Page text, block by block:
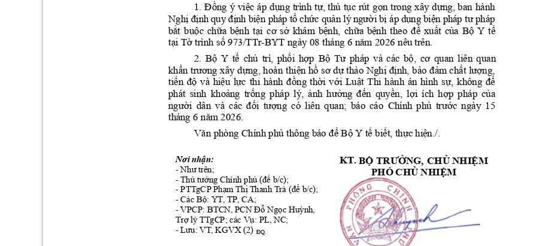
1. Đồng ý việc áp dụng trình tự, thủ tục rút gọn trong xây dựng, ban hành
Nghị định quy định biện pháp tổ chức quản lý người bị áp dụng biện pháp tư pháp
bắt buộc chữa bệnh tại cơ sở khám bệnh, chữa bệnh theo đề xuất của Bộ Y tế
tại Tờ trình số 973/TTr-BYT ngày 08 tháng 6 năm 2026 nêu trên.
2. Bộ Y tế chủ trì, phối hợp Bộ Tư pháp và các bộ, cơ quan liên quan
khẩn trương xây dựng, hoàn thiện hồ sơ dự thảo Nghị định, bảo đảm chất lượng,
tiến độ và hiệu lực thi hành đồng thời với Luật Thi hành án hình sự, không để
phát sinh khoảng trống pháp lý, ảnh hưởng đến quyền, lợi ích hợp pháp của
người dân và các đối tượng có liên quan; báo cáo Chính phủ trước ngày 15
tháng 6 năm 2026.
Văn phòng Chính phủ thông báo để Bộ Y tế biết, thực hiện./
Nơi nhận:
- Như trên;
- Thủ tướng Chính phủ (để b/c);
- PTTgCP Phạm Thị Thanh Trà (để b/c);
- Các Bộ: YT, TP, CA;
- VPCP: BTCN, PCN Đỗ Ngọc Huỳnh,
Trợ lý TTgCP; các Vụ: PL, NC;
- Lưu: VT, KGVX (2) ĐQ.
KT. BỘ TRƯỞNG, CHỦ NHIỆM
PHÓ CHỦ NHIỆM